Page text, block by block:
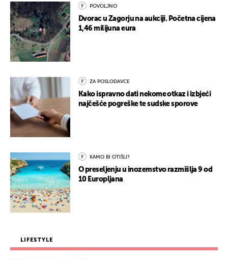
POVOLJNO
Dvorac u Zagorju na aukciji. Početna cijena
1,46 milijuna eura
ZA POSLODAVCE
Kako ispravno dati nekome otkaz i izbjeći
najčešće pogreške te sudske sporove
KAMO BI OTIŠLI?
O preseljenju u inozemstvo razmišlja 9 od
10 Europljana
LIFESTYLE